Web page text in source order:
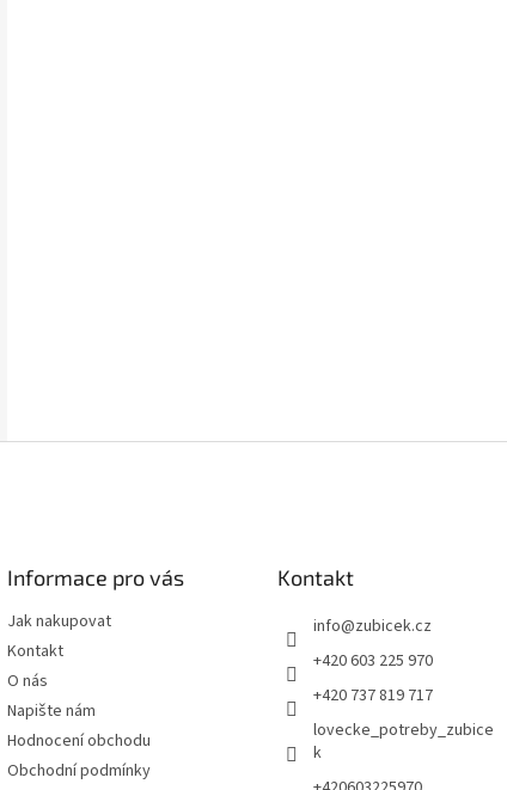
Informace pro vás
Jak nakupovat
Kontakt
O nás
Napište nám
Hodnocení obchodu
Obchodní podmínky
Kontakt
info@zubicek.cz
+420 603 225 970
+420 737 819 717
lovecke_potreby_zubice
k